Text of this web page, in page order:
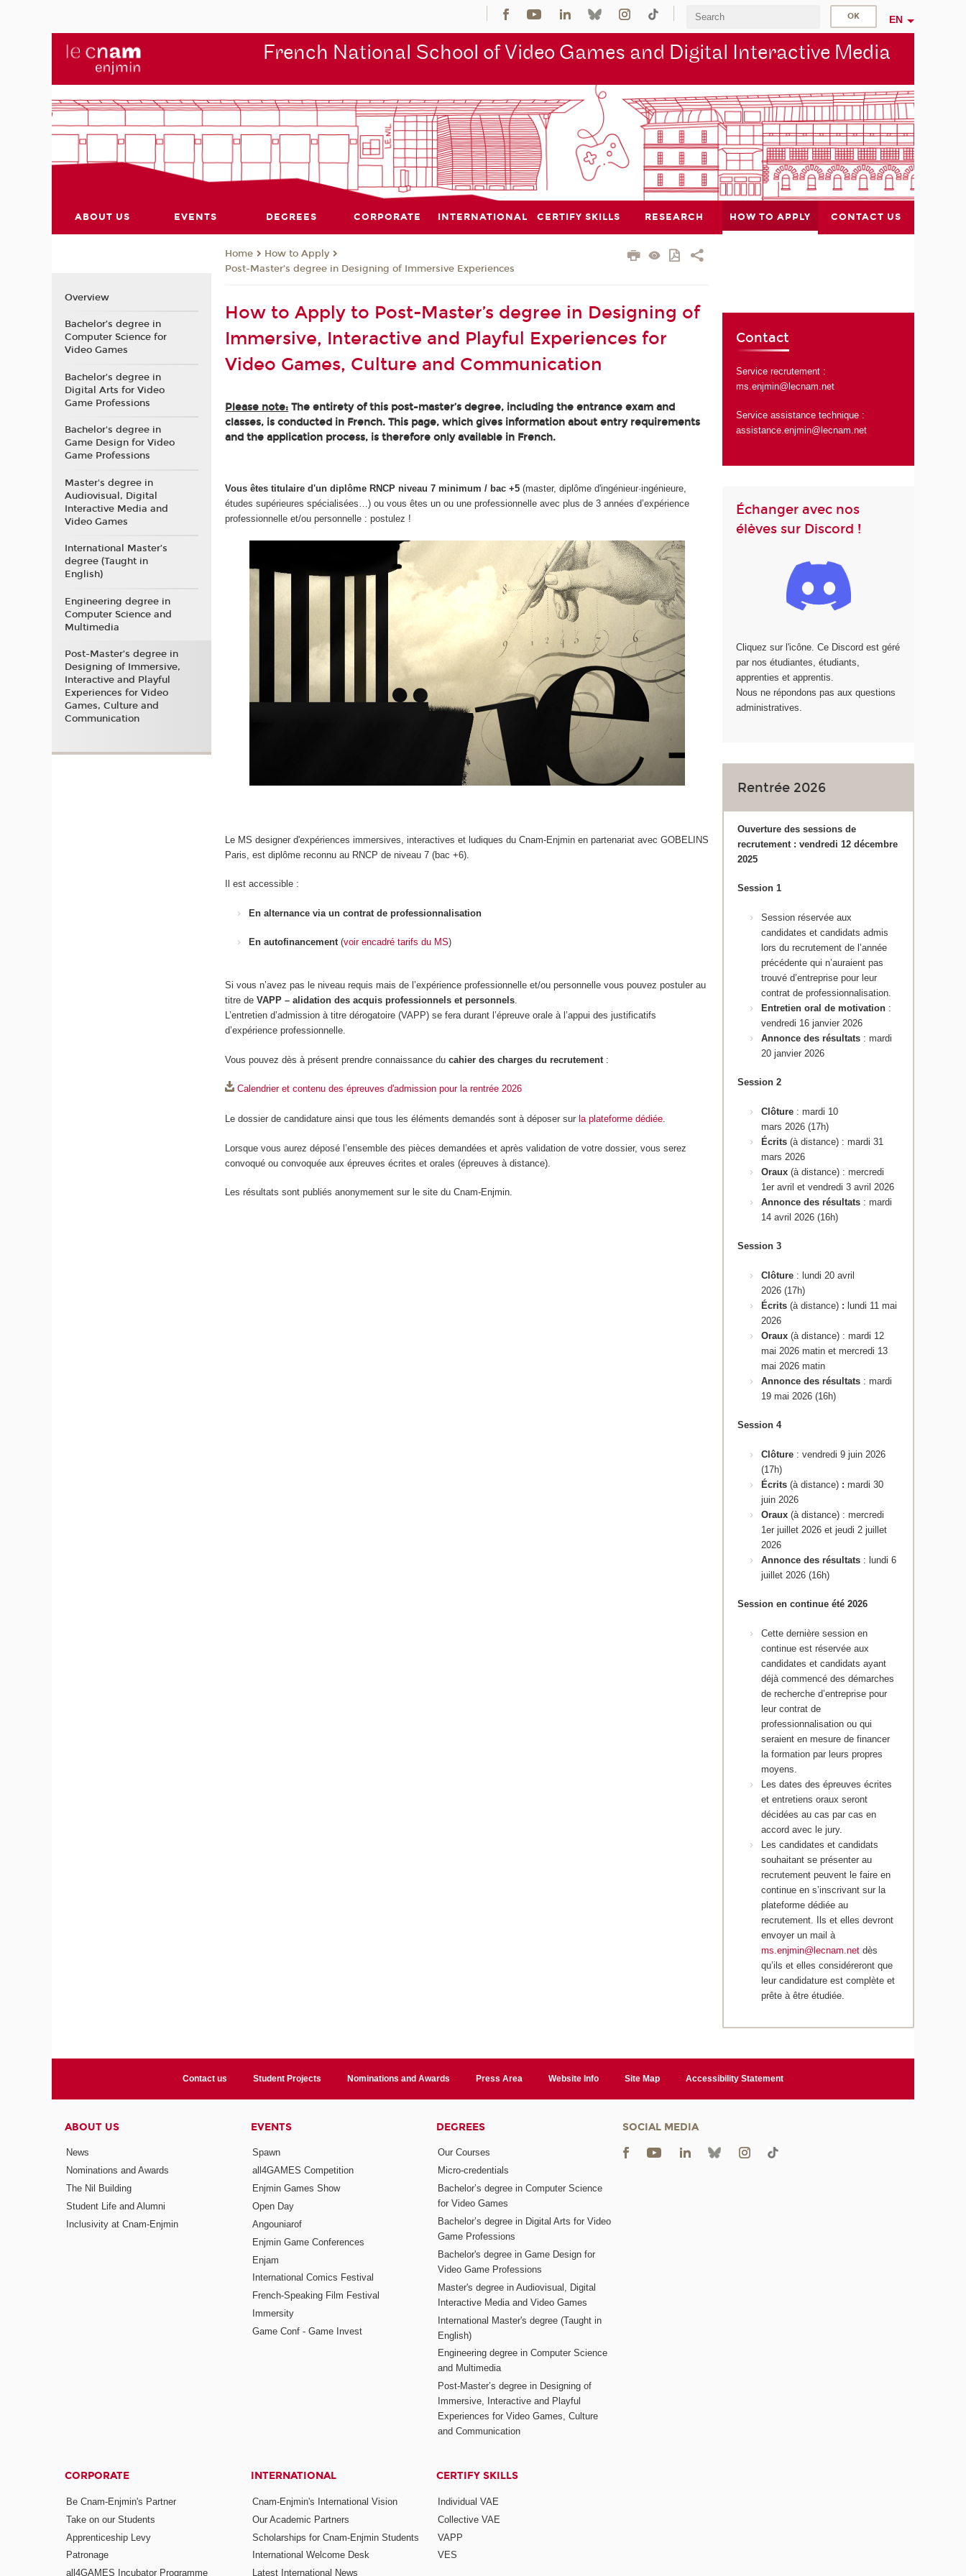
EN
French National School of Video Games and Digital Interactive Media
ABOUT US EVENTS DEGREES CORPORATE INTERNATIONAL CERTIFY SKILLS RESEARCH HOW TO APPLY CONTACT US
Home
How to Apply
Post-Master’s degree in Designing of Immersive Experiences
How to Apply to Post-Master’s degree in Designing of
Immersive, Interactive and Playful Experiences for
Video Games, Culture and Communication
Please note: The entirety of this post-master’s degree, including the entrance exam and
classes, is conducted in French. This page, which gives information about entry requirements
and the application process, is therefore only available in French.
Vous êtes titulaire d'un diplôme RNCP niveau 7 minimum / bac +5 (master, diplôme d'ingénieur·ingénieure,
études supérieures spécialisées…) ou vous êtes un ou une professionnelle avec plus de 3 années d’expérience
professionnelle et/ou personnelle : postulez !
Le MS designer d'expériences immersives, interactives et ludiques du Cnam-Enjmin en partenariat avec GOBELINS
Paris, est diplôme reconnu au RNCP de niveau 7 (bac +6).
Il est accessible :
En alternance via un contrat de professionnalisation
En autofinancement (voir encadré tarifs du MS)
Si vous n’avez pas le niveau requis mais de l’expérience professionnelle et/ou personnelle vous pouvez postuler au
titre deVAPP – alidation des acquis professionnels et personnels.
L’entretien d’admission à titre dérogatoire (VAPP) se fera durant l’épreuve orale à l’appui des justificatifs
d’expérience professionnelle.
Vous pouvez dès à présent prendre connaissance ducahier des charges du recrutement :
Calendrier et contenu des épreuves d'admission pour la rentrée 2026
Le dossier de candidature ainsi que tous les éléments demandés sont à déposer sur la plateforme dédiée.
Lorsque vous aurez déposé l’ensemble des pièces demandées et après validation de votre dossier, vous serez
convoqué ou convoquée aux épreuves écrites et orales (épreuves à distance).
Les résultats sont publiés anonymement sur le site du Cnam-Enjmin.
Contact
Service recrutement :
ms.enjmin@lecnam.net
Service assistance technique :
assistance.enjmin@lecnam.net
Échanger avec nos
élèves sur Discord !
Cliquez sur l'icône. Ce Discord est géré
par nos étudiantes, étudiants,
apprenties et apprentis.
Nous ne répondons pas aux questions
administratives.
Rentrée 2026
Ouverture des sessions de
recrutement : vendredi 12 décembre
2025
Session 1
Session réservée aux
candidates et candidats admis
lors du recrutement de l’année
précédente qui n’auraient pas
trouvé d’entreprise pour leur
contrat de professionnalisation.
Entretien oral de motivation:
vendredi 16 janvier 2026
Annonce des résultats: mardi
20 janvier 2026
Session 2
Clôture: mardi 10
mars 2026 (17h)
Écrits (à distance) : mardi 31
mars 2026
Oraux(à distance) : mercredi
1er avril et vendredi 3 avril 2026
Annonce des résultats: mardi
14 avril 2026 (16h)
Session 3
Clôture: lundi 20 avril
2026 (17h)
Écrits (à distance): lundi 11 mai
2026
Oraux(à distance) : mardi 12
mai 2026 matin et mercredi 13
mai 2026 matin
Annonce des résultats: mardi
19 mai 2026 (16h)
Session 4
Clôture: vendredi 9 juin 2026
(17h)
Écrits (à distance): mardi 30
juin 2026
Oraux(à distance) : mercredi
1er juillet 2026 et jeudi 2 juillet
2026
Annonce des résultats: lundi 6
juillet 2026 (16h)
Session en continue été 2026
Cette dernière session en
continue est réservée aux
candidates et candidats ayant
déjà commencé des démarches
de recherche d’entreprise pour
leur contrat de
professionnalisation ou qui
seraient en mesure de financer
la formation par leurs propres
moyens.
Les dates des épreuves écrites
et entretiens oraux seront
décidées au cas par cas en
accord avec le jury.
Les candidates et candidats
souhaitant se présenter au
recrutement peuvent le faire en
continue en s’inscrivant sur la
plateforme dédiée au
recrutement. Ils et elles devront
envoyer un mail à
ms.enjmin@lecnam.netdès
qu’ils et elles considéreront que
leur candidature est complète et
prête à être étudiée.
Overview
Bachelor’s degree in
Computer Science for
Video Games
Bachelor’s degree in
Digital Arts for Video
Game Professions
Bachelor's degree in
Game Design for Video
Game Professions
Master's degree in
Audiovisual, Digital
Interactive Media and
Video Games
International Master’s
degree (Taught in
English)
Engineering degree in
Computer Science and
Multimedia
Post-Master’s degree in
Designing of Immersive,
Interactive and Playful
Experiences for Video
Games, Culture and
Communication
Contact us Student Projects Nominations and Awards Press Area Website Info Site Map Accessibility Statement
ABOUT US
News
Nominations and Awards
The Nil Building
Student Life and Alumni
Inclusivity at Cnam-Enjmin
EVENTS
Spawn
all4GAMES Competition
Enjmin Games Show
Open Day
Angouniarof
Enjmin Game Conferences
Enjam
International Comics Festival
French-Speaking Film Festival
Immersity
Game Conf - Game Invest
DEGREES
Our Courses
Micro-credentials
Bachelor’s degree in Computer Science
for Video Games
Bachelor’s degree in Digital Arts for Video
Game Professions
Bachelor's degree in Game Design for
Video Game Professions
Master's degree in Audiovisual, Digital
Interactive Media and Video Games
International Master's degree (Taught in
English)
Engineering degree in Computer Science
and Multimedia
Post-Master’s degree in Designing of
Immersive, Interactive and Playful
Experiences for Video Games, Culture
and Communication
CORPORATE
Be Cnam-Enjmin's Partner
Take on our Students
Apprenticeship Levy
Patronage
all4GAMES Incubator Programme
INTERNATIONAL
Cnam-Enjmin's International Vision
Our Academic Partners
Scholarships for Cnam-Enjmin Students
International Welcome Desk
Latest International News
CERTIFY SKILLS
Individual VAE
Collective VAE
VAPP
VES
SOCIAL MEDIA